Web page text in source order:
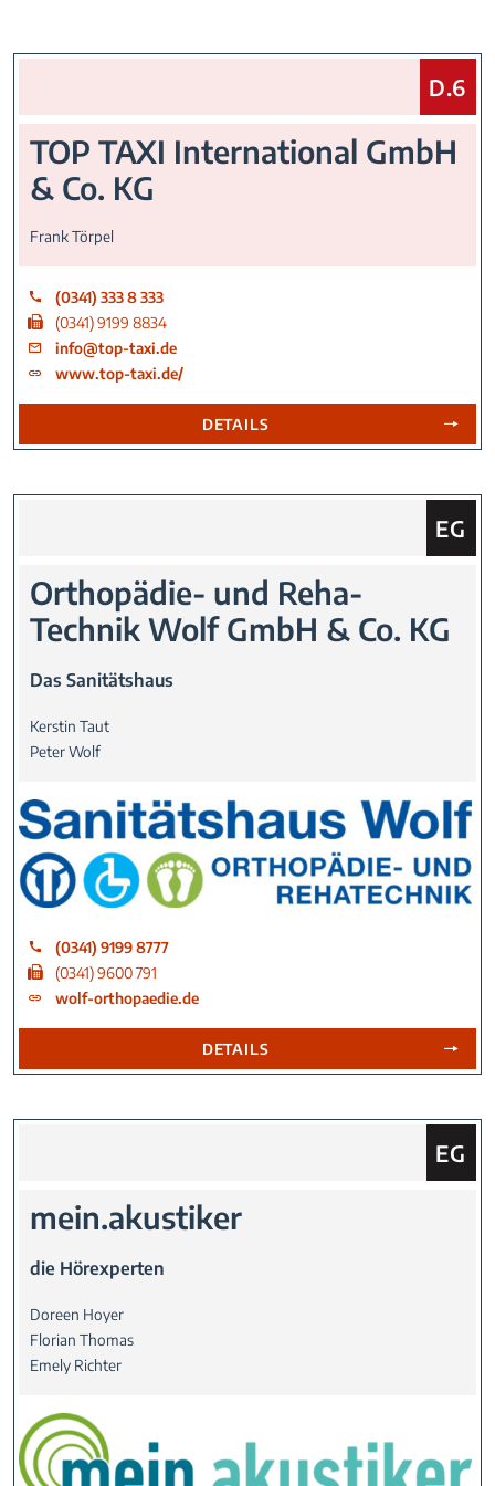
D.6
Sie
TOP TAXI International GmbH
& Co. KG
Frank Törpel
(0341) 333 8 333
(0341) 9199 8834
info@top-taxi.de
www.top-taxi.de/
DETAILS
EG
Sie
Orthopädie- und Reha-
Technik Wolf GmbH & Co. KG
Das Sanitätshaus
Kerstin Taut
Peter Wolf
(0341) 9199 8777
(0341) 9600 791
wolf-orthopaedie.de
DETAILS
EG
Sie
mein.akustiker
die Hörexperten
Doreen Hoyer
Florian Thomas
Emely Richter